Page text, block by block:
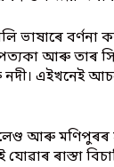
ভাষাৰে
আৰু তাৰ
নদী। এইখনেই
আৰু
যোৱাৰ ৰাস্তা